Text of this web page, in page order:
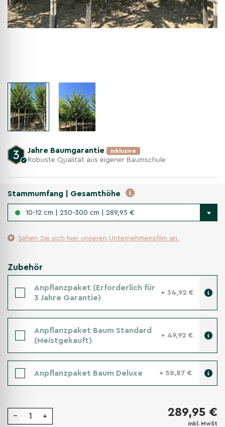
Jahre Baumgarantie inklusive
Robuste Qualität aus eigener Baumschule
Stammumfang | Gesamthöhe
10-12 cm | 250-300 cm | 289,95 €
Sehen Sie sich hier unseren Unternehmensfilm an.
Zubehör
Anpflanzpaket (Erforderlich für
3 Jahre Garantie)
+ 34,92 €
Anpflanzpaket Baum Standard
(Meistgekauft)
+ 49,92 €
Anpflanzpaket Baum Deluxe + 58,87 €
− + 289,95 €
inkl. MwSt